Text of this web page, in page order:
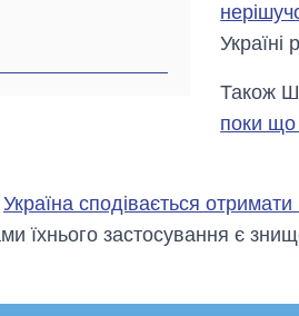
Україні
Також
поки що
Україна сподівається отримати
їхнього застосування є